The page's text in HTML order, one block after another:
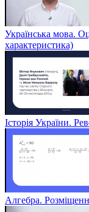
Українська мова.
характеристика)
Історія України.
Алгебра.